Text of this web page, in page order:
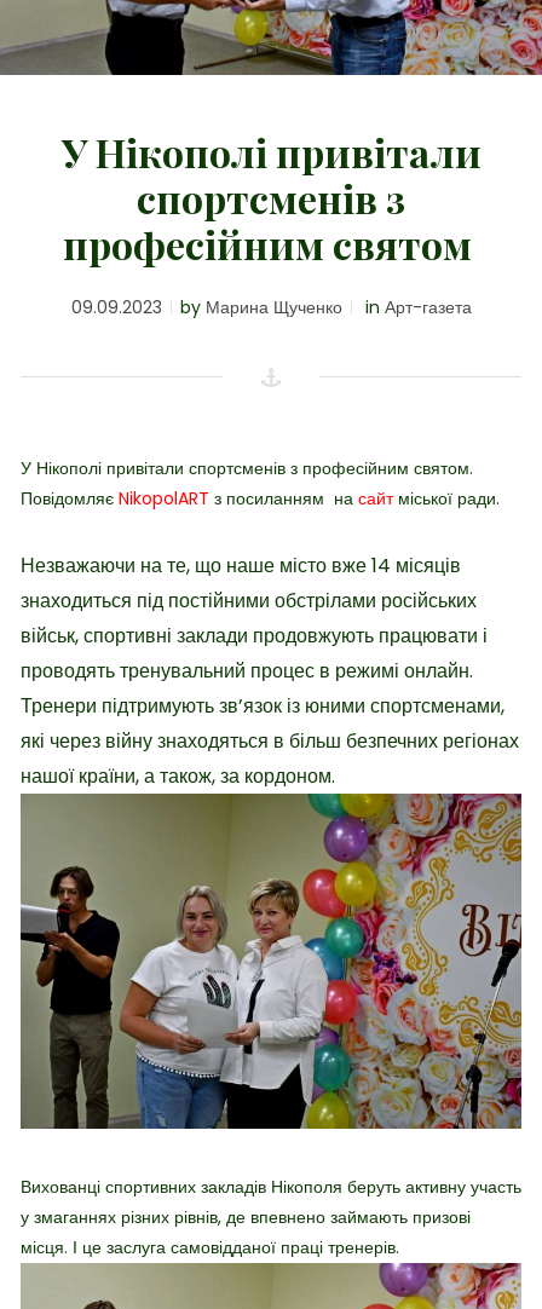
У Нікополі привітали
спортсменів з
професійним святом
09.09.2023 by Марина Щученко in Арт-газета
У Нікополі привітали спортсменів з професійним святом.
Повідомляє NikopolART з посиланням на сайтміської ради.
Незважаючи на те, що наше місто вже 14 місяців
знаходиться під постійними обстрілами російських
військ, спортивні заклади продовжують працювати і
проводять тренувальний процес в режимі онлайн.
Тренери підтримують зв’язок із юними спортсменами,
які через війну знаходяться в більш безпечних регіонах
нашої країни, а також, за кордоном.
Вихованці спортивних закладів Нікополя беруть активну участь
у змаганнях різних рівнів, де впевнено займають призові
місця. І це заслуга самовідданої праці тренерів.